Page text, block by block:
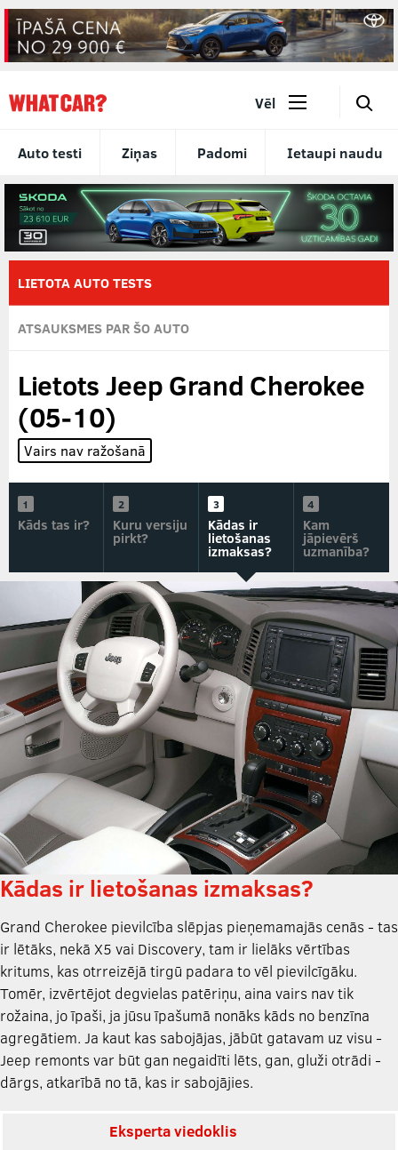
Auto testi Ziņas Padomi Ietaupi naudu
Vēl 🔎
LIETOTA AUTO TESTS
ATSAUKSMES PAR ŠO AUTO
Lietots Jeep Grand Cherokee
(05-10)
Vairs nav ražošanā
Kāds tas ir? Kuru versiju
pirkt?
Kādas ir
lietošanas
izmaksas?
Kam
jāpievērš
uzmanība?
Kādas ir lietošanas izmaksas?
Grand Cherokee pievilcība slēpjas pieņemamajās cenās - tas
ir lētāks, nekā X5 vai Discovery, tam ir lielāks vērtības
kritums, kas otrreizējā tirgū padara to vēl pievilcīgāku.
Tomēr, izvērtējot degvielas patēriņu, aina vairs nav tik
rožaina, jo īpaši, ja jūsu īpašumā nonāks kāds no benzīna
agregātiem. Ja kaut kas sabojājas, jābūt gatavam uz visu -
Jeep remonts var būt gan negaidīti lēts, gan, gluži otrādi -
dārgs, atkarībā no tā, kas ir sabojājies.
Eksperta viedoklis